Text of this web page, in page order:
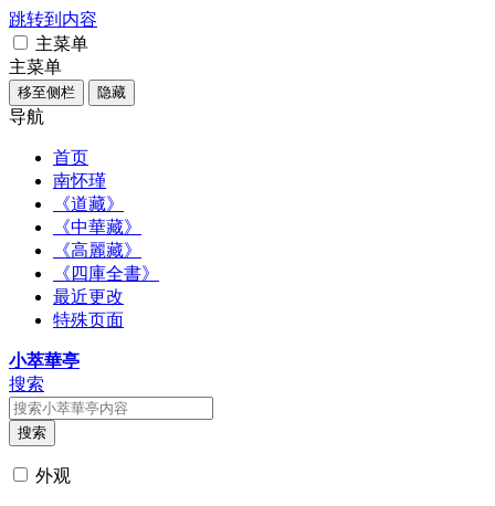
跳转到内容
主菜单
主菜单
移至侧栏 隐藏
导航
首页
南怀瑾
《道藏》
《中華藏》
《高麗藏》
《四庫全書》
最近更改
特殊页面
小萃華亭
搜索
搜索
外观